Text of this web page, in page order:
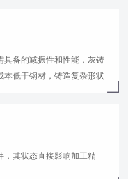
具备的减振性和性能，灰铸
本低于钢材，铸造复杂形状
，其状态直接影响加工精